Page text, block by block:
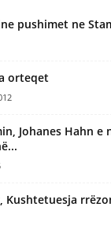
pushimet ne
orteqet
Johanes Hahn e
Kushtetuesja